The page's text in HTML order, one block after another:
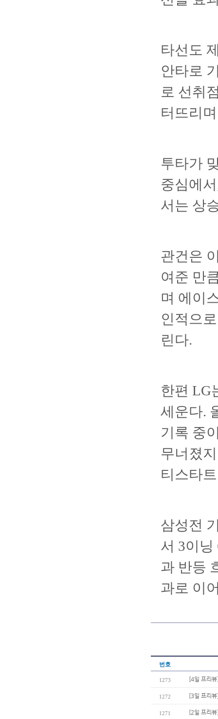
타선도
안타로
로 선취
터뜨리
투타가
중심에
서는 상
관건은
여준 만
며 에이
인적으
린다.
한편 LG
세운다.
기록 중
무너졌
티스타
삼성전
서 3이
과 반등
과로 이
번호
1273 [4일 프리
1272 [3일 프리
1271 [2일 프리